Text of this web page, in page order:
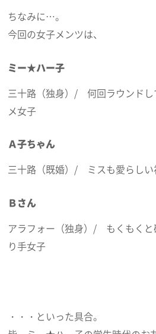
ちなみに…。
今回の女子メンツは、
ミー★ハー子
三十路（独身）/ 何回ラウンドし
メ女子
Ａ子ちゃん
三十路（既婚）/ ミスも愛らしい
Ｂさん
アラフォー（独身）/ もくもくと
り手女子
・・・といった具合。